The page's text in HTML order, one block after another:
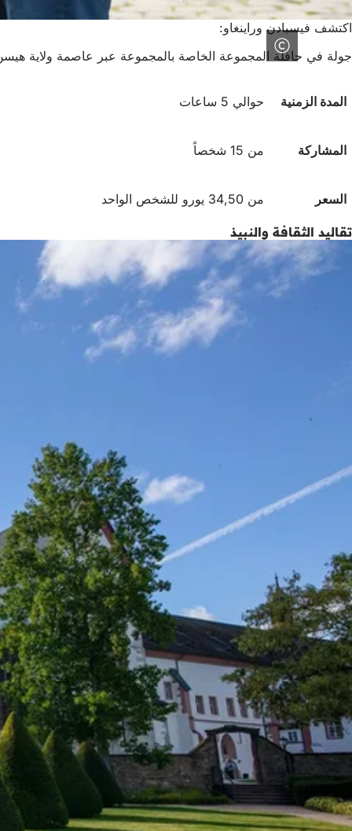
اكتشف فيسبادن وراينغاو:
جولة في حافلة المجموعة الخاصة بالمجموعة عبر عاصمة ولاية
المدة الزمنية حوالي 5 ساعات
المشاركة من 15 شخصاً
السعر من 34,50 يورو للشخص الواحد
تقاليد الثقافة والنبيذ